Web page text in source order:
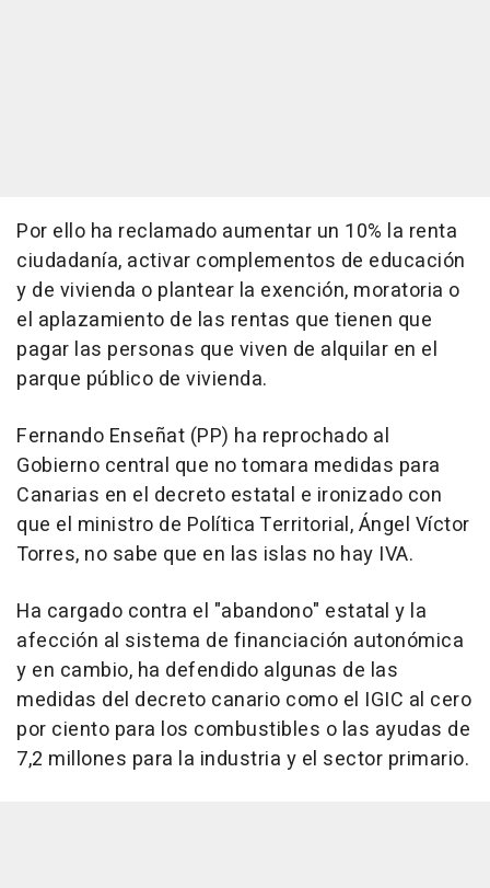
Por ello ha reclamado aumentar un 10% la renta
ciudadanía, activar complementos de educación
y de vivienda o plantear la exención, moratoria o
el aplazamiento de las rentas que tienen que
pagar las personas que viven de alquilar en el
parque público de vivienda.
Fernando Enseñat (PP) ha reprochado al
Gobierno central que no tomara medidas para
Canarias en el decreto estatal e ironizado con
que el ministro de Política Territorial, Ángel Víctor
Torres, no sabe que en las islas no hay IVA.
Ha cargado contra el "abandono" estatal y la
afección al sistema de financiación autonómica
y en cambio, ha defendido algunas de las
medidas del decreto canario como el IGIC al cero
por ciento para los combustibles o las ayudas de
7,2 millones para la industria y el sector primario.